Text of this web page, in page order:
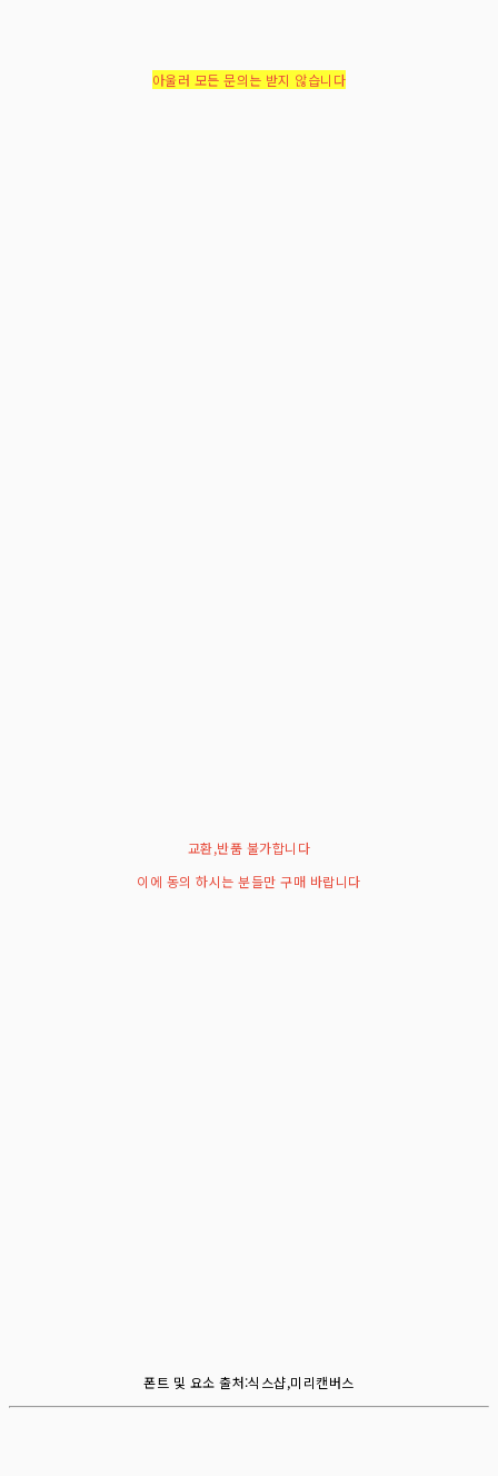
아울러 모든 문의는 받지 않습니다
교환,반품 불가합니다
이에 동의 하시는 분들만 구매 바랍니다
폰트 및 요소 출처:식스샵,미리캔버스